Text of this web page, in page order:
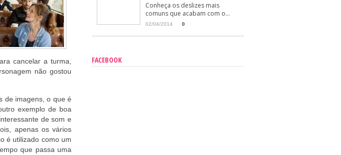
cancelar a turma,
não gostou
de imagens, o que é
exemplo de boa
de som e
apenas os vários
é utilizado como um
que passa uma
Conheça os deslizes mais
comuns que acabam com o...
02/04/2014 0
FACEBOOK